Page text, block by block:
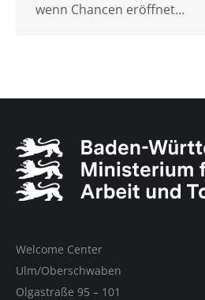
wenn Chancen eröffnet…
Welcome Center
Ulm/Oberschwaben
Olgastraße 95 – 101